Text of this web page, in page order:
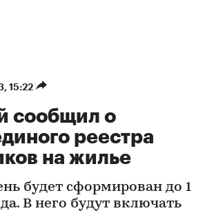
15:22
сообщил о
реестра
на жилье
будет сформирован до 1
В него будут включать